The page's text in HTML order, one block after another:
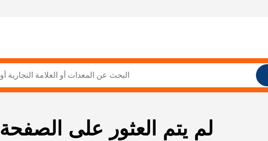
لم يتم العثور على الصفحة